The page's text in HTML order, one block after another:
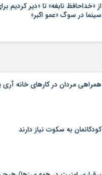
از «خداحافظ نابغه» تا «دیر کردیم
سینما در سوگ «عمو اکبر»
همراهی مردان در کارهای خانه آری
کودکانمان به سکوت نیاز دارند